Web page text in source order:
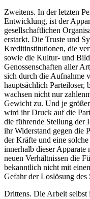
Zweitens. In der letzten
Entwicklung, ist der
gesellschaftlichen
erstarkt. Die Truste und
Kreditinstitutionen, die
sowie die Kultur- und
Genossenschaften aller
sich durch die Aufnahme
hauptsächlich Parteiloser,
wachsen nicht nur
Gewicht zu. Und je
wird ihr Druck auf die
die führende Stellung der
ihr Widerstand gegen die
der Kräfte und eine
innerhalb dieser Apparate
neuen Verhältnissen die
bekanntlich nicht mit
Gefahr der Loslösung des
Drittens. Die Arbeit